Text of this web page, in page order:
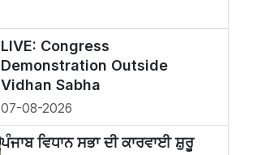
LIVE: Congress
Demonstration Outside
Vidhan Sabha
07-08-2026
ਪੰਜਾਬ ਵਿਧਾਨ ਸਭਾ ਦੀ ਕਾਰਵਾਈ ਸ਼ੁਰੂ